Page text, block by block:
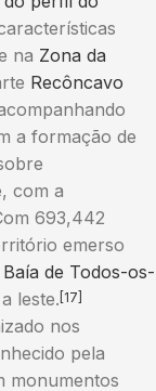
na Zona da
Recôncavo
a formação de
com a
693,442
emerso
Baía de Todos-os-
a leste. [17]
nos
pela
monumentos